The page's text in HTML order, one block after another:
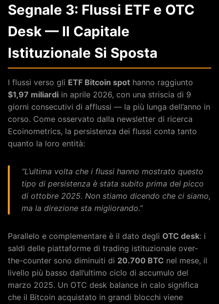
Segnale 3: Flussi ETF e OTC
Desk — Il Capitale
Istituzionale Si Sposta
I flussi verso gli ETF Bitcoin spot hanno raggiunto
$1,97 miliardi in aprile 2026, con una striscia di 9
giorni consecutivi di afflussi — la più lunga dell’anno in
corso. Come osservato dalla newsletter di ricerca
Ecoinometrics, la persistenza dei flussi conta tanto
quanto la loro entità:
“L’ultima volta che i flussi hanno mostrato questo
tipo di persistenza è stata subito prima del picco
di ottobre 2025. Non stiamo dicendo che ci siamo,
ma la direzione sta migliorando.”
Parallelo e complementare è il dato degli OTC desk: i
saldi delle piattaforme di trading istituzionale over-
the-counter sono diminuiti di 20.700 BTC nel mese, il
livello più basso dall’ultimo ciclo di accumulo del
marzo 2025. Un OTC desk balance in calo significa
che il Bitcoin acquistato in grandi blocchi viene